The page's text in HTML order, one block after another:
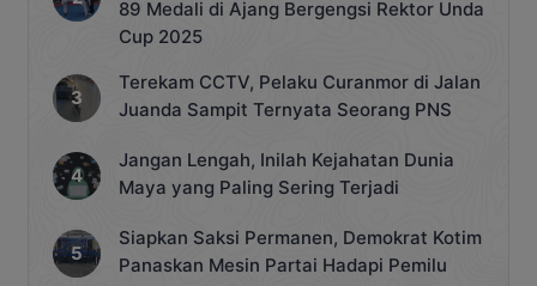
89 Medali di Ajang Bergengsi Rektor Unda
Cup 2025
Terekam CCTV, Pelaku Curanmor di Jalan
Juanda Sampit Ternyata Seorang PNS
Jangan Lengah, Inilah Kejahatan Dunia
Maya yang Paling Sering Terjadi
Siapkan Saksi Permanen, Demokrat Kotim
Panaskan Mesin Partai Hadapi Pemilu